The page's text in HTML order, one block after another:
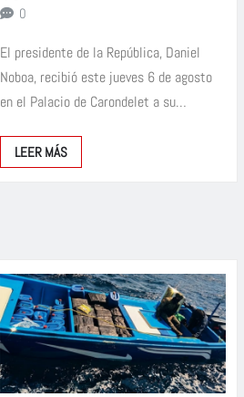
0
El presidente de la República, Daniel
Noboa, recibió este jueves 6 de agosto
en el Palacio de Carondelet a su…
LEER MÁS